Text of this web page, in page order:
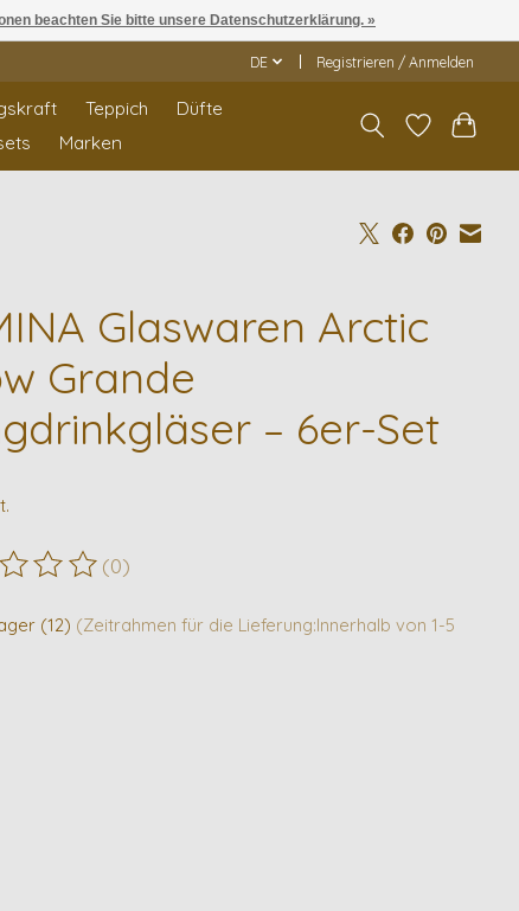
DE Registrieren / Anmelden
Teppich
Düfte
Marken
Glaswaren Arctic
Grande
– 6er-Set
dieses Produkts ist
(0)
(12) (Zeitrahmen für die Lieferung:Innerhalb von 1-5
beachten Sie bitte unsere Datenschutzerklärung. »